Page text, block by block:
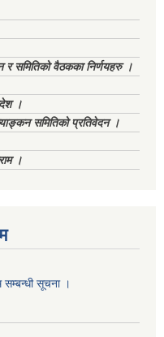
समितिको वैठकका निर्णयहरु ।
।
समितिको प्रतिवेदन ।
।
सम्बन्धी सूचना ‌।